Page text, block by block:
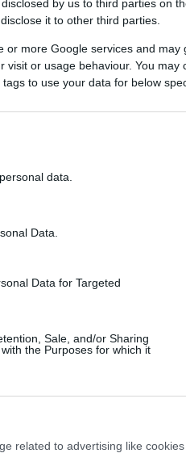
by us to third parties on
it to other third parties.
or more Google services and may
visit or usage behaviour. You may
to use your data for below
data.
Data.
Data for Targeted
Sale, and/or Sharing
the Purposes for which it
related to advertising like cookies
30 84 27 3 0
30 73 23 4 3
30
30 39 12
30 34 9 7